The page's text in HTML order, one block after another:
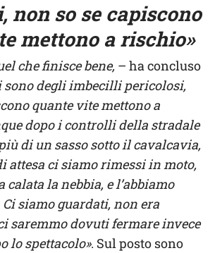
non so se capiscono
mettono a rischio»
che finisce bene, – ha concluso
sono degli imbecilli pericolosi,
quante vite mettono a
dopo i controlli della stradale
di un sasso sotto il cavalcavia,
attesa ci siamo rimessi in moto,
calata la nebbia, e l’abbiamo
siamo guardati, non era
saremmo dovuti fermare invece
lo spettacolo». Sul posto sono